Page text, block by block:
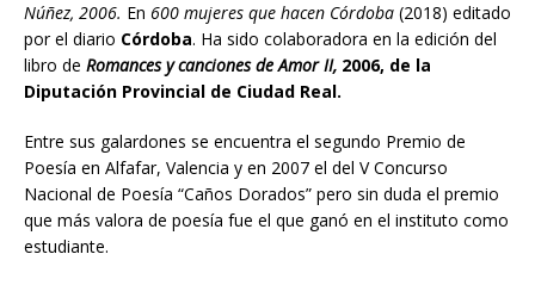
Núñez, 2006. En 600 mujeres que hacen Córdoba (2018) editado
por el diario Córdoba. Ha sido colaboradora en la edición del
libro de Romances y canciones de Amor II, 2006, de la
Diputación Provincial de Ciudad Real.
Entre sus galardones se encuentra el segundo Premio de
Poesía en Alfafar, Valencia y en 2007 el del V Concurso
Nacional de Poesía “Caños Dorados” pero sin duda el premio
que más valora de poesía fue el que ganó en el instituto como
estudiante.